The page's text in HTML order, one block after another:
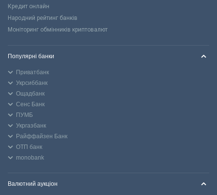
Кредит онлайн
Народний рейтинг банків
Моніторинг обмінників криптовалют
Популярні банки
Приватбанк
Укрсиббанк
Ощадбанк
Сенс Банк
ПУМБ
Укргазбанк
Райффайзен Банк
ОТП банк
monobank
Валютний аукціон